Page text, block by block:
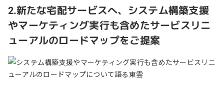
2.新たな宅配サービスへ、システム構築支援
やマーケティング実行も含めたサービスリニ
ューアルのロードマップをご提案